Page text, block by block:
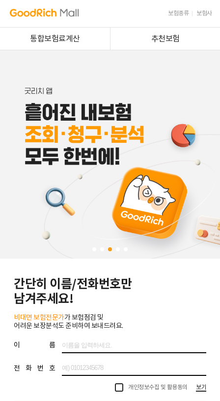
보험종류 보험사
통합보험료계산 추천보험
간단히 이름/전화번호만
남겨주세요!
비대면 보험전문가가 보험점검 및
어려운 보장분석도 준비하여 보내드려요.
이 름
전 화 번 호
개인정보수집 및 활용동의 보기